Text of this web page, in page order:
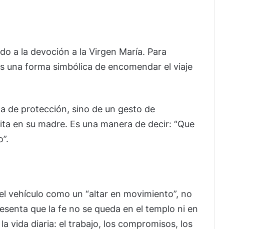
a la devoción a la Virgen María. Para
una forma simbólica de encomendar el viaje
de protección, sino de un gesto de
en su madre. Es una manera de decir: “Que
vehículo como un “altar en movimiento”, no
que la fe no se queda en el templo ni en
vida diaria: el trabajo, los compromisos, los